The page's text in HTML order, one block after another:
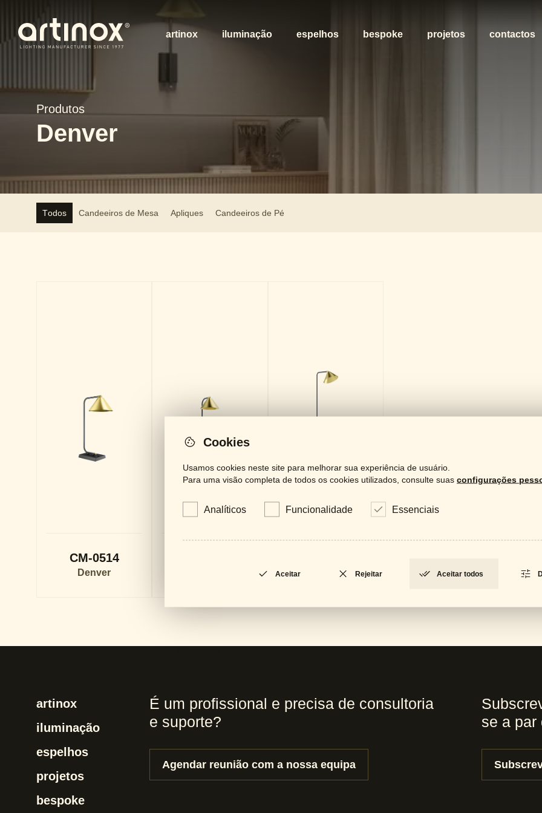
artinox iluminação espelhos bespoke projetos contactos
Produtos
Denver
Todos Candeeiros de Mesa Apliques Candeeiros de Pé
CM-0514
Denver Denver
artinox
iluminação
espelhos
projetos
bespoke
É um profissional e precisa de consultoria
e suporte?
Agendar reunião com a nossa equipa
se a
Cookies
Usamos cookies neste site para melhorar sua experiência de usuário.
Para uma visão completa de todos os cookies utilizados, consulte suas configurações
Analíticos Funcionalidade Essenciais
Aceitar Rejeitar Aceitar todos